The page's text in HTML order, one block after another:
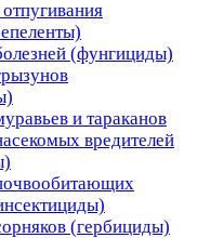
(фунгициды)
и тараканов
вредителей
(гербициды)